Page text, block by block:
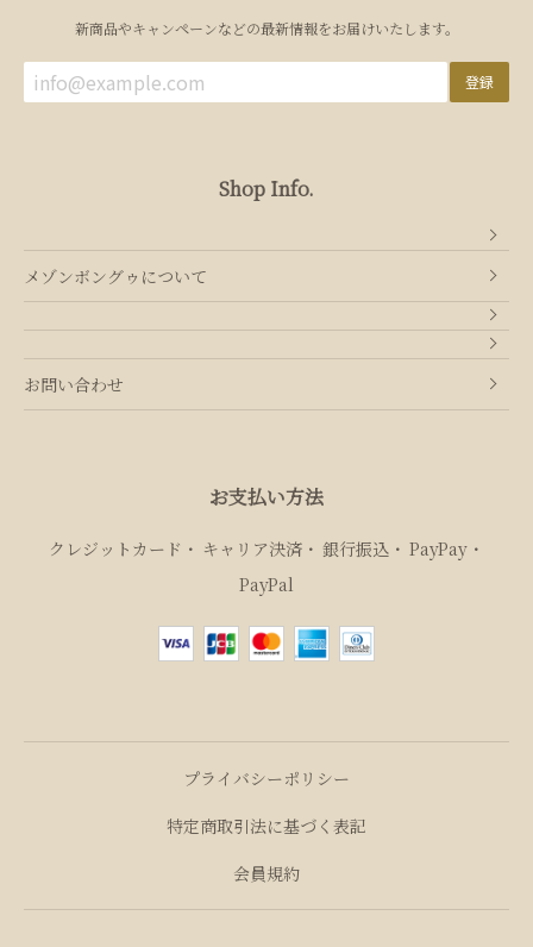
新商品やキャンペーンなどの最新情報をお届けいたします。
登録
Shop Info.
メゾンボングゥについて
お問い合わせ
お支払い方法
クレジットカード キャリア決済 銀行振込
PayPay
PayPal
プライバシーポリシー
特定商取引法に基づく表記
会員規約